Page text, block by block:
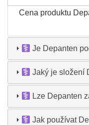
Cena produktu
Je Depanten
Jaký je složení
Lze Depanten
Jak používat